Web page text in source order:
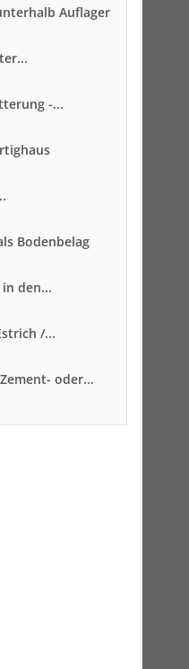
Auflager
-...
Bodenbelag
in den...
/...
oder...